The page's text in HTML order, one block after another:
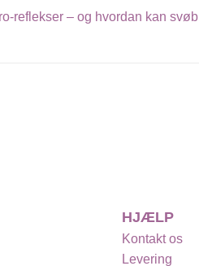
reflekser – og hvordan kan svøb
HJÆLP
Kontakt os
Levering